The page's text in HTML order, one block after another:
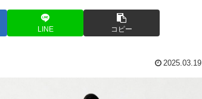
LINE コピー
2025.03.19